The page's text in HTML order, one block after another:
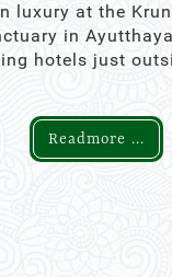
luxury at the
in
hotels just
Readmore ...